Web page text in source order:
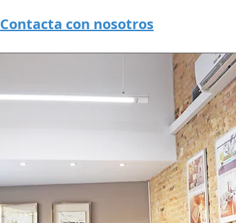
Contacta con nosotros